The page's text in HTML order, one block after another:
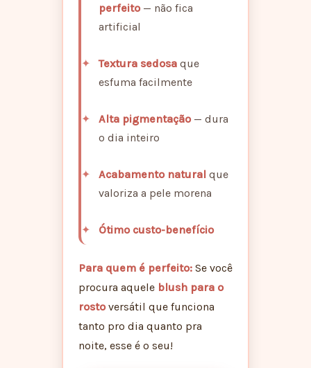
perfeito— não fica
artificial
Textura sedosaque
esfuma facilmente
Alta pigmentação— dura
o dia inteiro
Acabamento naturalque
valoriza a pele morena
Ótimo custo-benefício
Para quem é perfeito:Se você
procura aquele blush para o
rostoversátil que funciona
tanto pro dia quanto pra
noite, esse é o seu!